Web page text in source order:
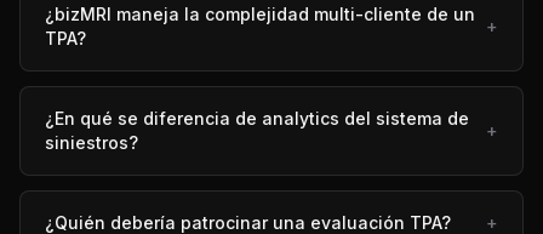
¿bizMRI maneja la complejidad multi-cliente de un
TPA?
+
¿En qué se diferencia de analytics del sistema de
siniestros?
+
¿Quién debería patrocinar una evaluación TPA? +